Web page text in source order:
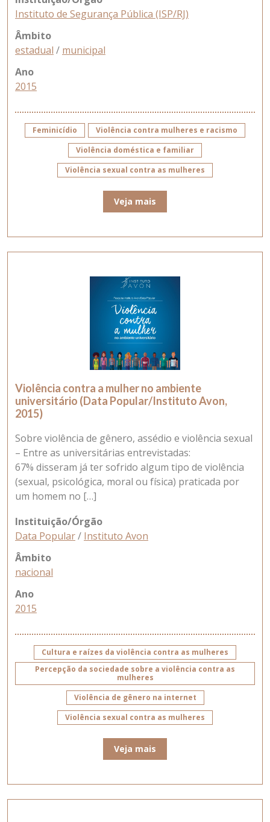
Instituto de Segurança Pública (ISP/RJ)
Âmbito
estadual / municipal
Ano
2015
Feminicídio
Violência contra mulheres e racismo
Violência doméstica e familiar
Violência sexual contra as mulheres
Veja mais
Violência contra a mulher no ambiente
universitário (Data Popular/Instituto Avon,
2015)
Sobre violência de gênero, assédio e violência sexual
– Entre as universitárias entrevistadas:
67% disseram já ter sofrido algum tipo de violência
(sexual, psicológica, moral ou física) praticada por
um homem no […]
Instituição/Órgão
Data Popular/ Instituto Avon
Âmbito
nacional
Ano
2015
Cultura e raízes da violência contra as mulheres
Percepção da sociedade sobre a violência contra as
mulheres
Violência de gênero na internet
Violência sexual contra as mulheres
Veja mais